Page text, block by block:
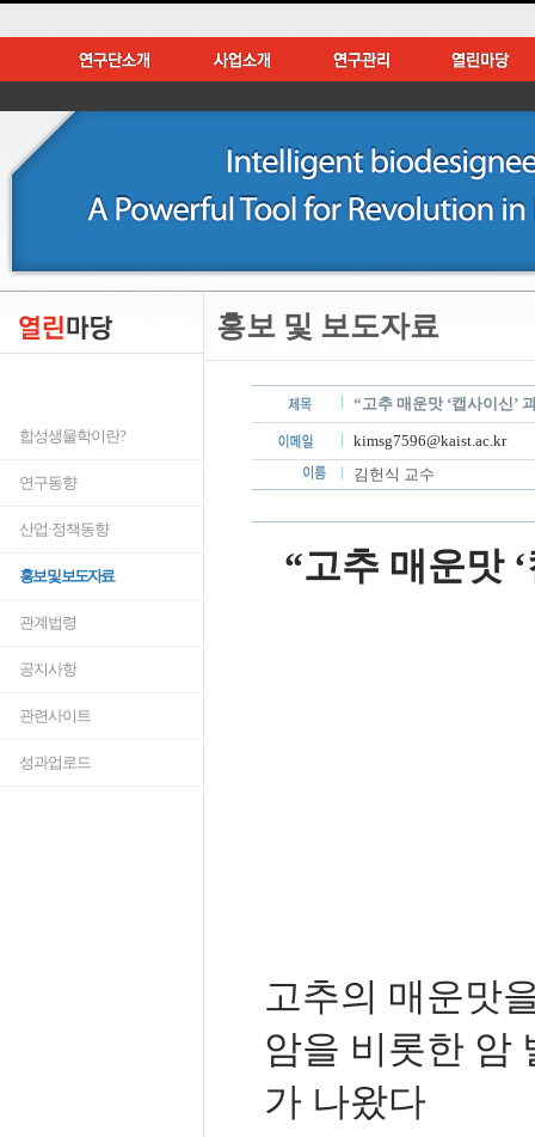
합성생물학이란?
연구동향
산업·정책동향
홍보 및 보도자료
관계법령
공지사항
관련사이트
성과업로드
홍보 및 보도자료
“고추 매운맛 ‘캡사이신’
kimsg7596@kaist.ac.kr
김헌식 교수
“고추 매운맛
고추의 매운맛
암을 비롯한 암
가 나왔다